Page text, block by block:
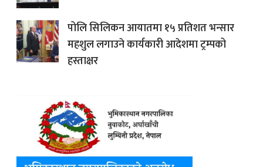
पोलि सिलिकन आयातमा १५ प्रतिशत भन्सार
महशुल लगाउने कार्यकारी आदेशमा ट्रम्पको
हस्ताक्षर